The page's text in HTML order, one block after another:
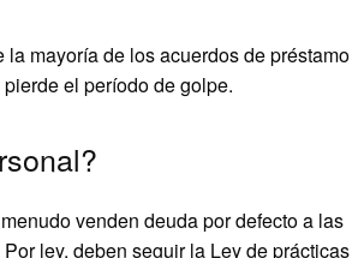
mayoría de los acuerdos de préstamo
el período de golpe.
venden deuda por defecto a las
ley, deben seguir la Ley de prácticas